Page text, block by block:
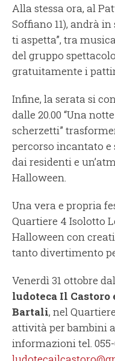
Alla stessa ora, al
Soffiano 11), andrà
ti aspetta”, tra
del gruppo
gratuitamente i
Infine, la serata si
dalle 20.00 “Una
scherzetti”
percorso incantato
dai residenti e
Halloween.
Una vera e propria
Quartiere 4 Isolotto
Halloween con
tanto divertimento
Venerdì 31 ottobre
ludoteca Il
Bartali, nel
attività per bambini
informazioni tel. 055-